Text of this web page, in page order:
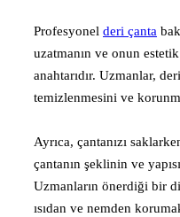
Profesyonel deri çanta
uzatmanın ve onun
anahtarıdır. Uzmanlar,
temizlenmesini ve
Ayrıca, çantanızı
çantanın şeklinin ve
Uzmanların önerdiği bir
ısıdan ve nemden